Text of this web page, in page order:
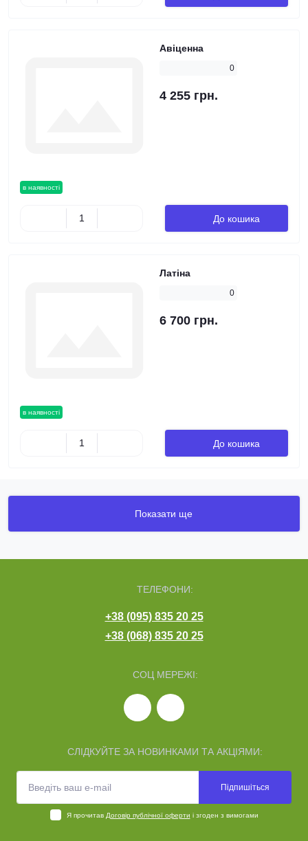
в наявності
Авіценна
0
4 255 грн.
До кошика
в наявності
Латіна
0
6 700 грн.
До кошика
Показати ще
ТЕЛЕФОНИ:
+38 (095) 835 20 25
+38 (068) 835 20 25
СОЦ МЕРЕЖІ:
СЛІДКУЙТЕ ЗА НОВИНКАМИ ТА АКЦІЯМИ:
Підпишіться
Я прочитав Договір публічної оферти і згоден з вимогами